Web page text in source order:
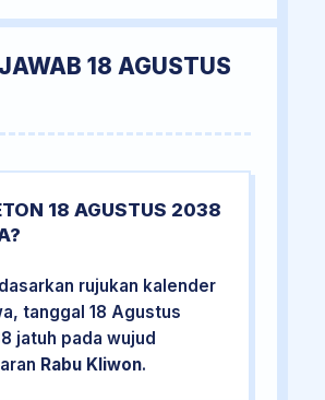
18 AGUSTUS
18 AGUSTUS 2038
rujukan kalender
tanggal 18 Agustus
jatuh pada wujud
Rabu Kliwon.